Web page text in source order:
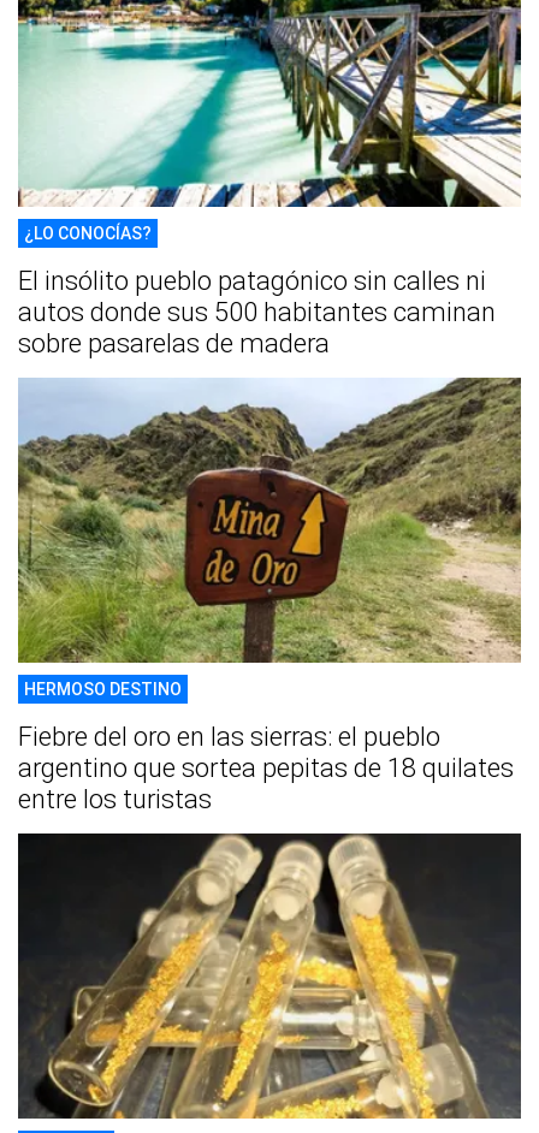
¿LO CONOCÍAS?
El insólito pueblo patagónico sin calles ni
autos donde sus 500 habitantes caminan
sobre pasarelas de madera
HERMOSO DESTINO
Fiebre del oro en las sierras: el pueblo
argentino que sortea pepitas de 18 quilates
entre los turistas